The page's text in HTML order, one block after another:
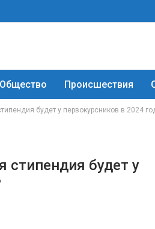
Общество Происшествия
будет у первокурсников в 2024
стипендия будет у